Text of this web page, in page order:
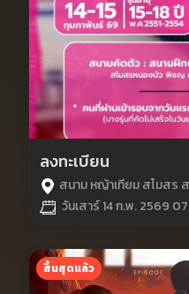
ลงทะเบียน
สนาม หญ้าเทียม สโมสร
วันเสาร์ 14 ก.พ. 2569
สิ้นสุดแล้ว